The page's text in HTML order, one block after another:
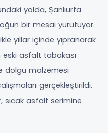
yolda, Şanlıurfa
bir mesai yürütüyor.
yıllar içinde yıpranarak
asfalt tabakası
dolgu malzemesi
gerçekleştirildi.
sıcak asfalt serimine